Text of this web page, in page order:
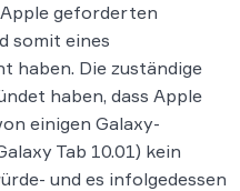
geforderten
somit eines
haben. Die zuständige
haben, dass Apple
einigen Galaxy-
Tab 10.01) kein
und es infolgedessen